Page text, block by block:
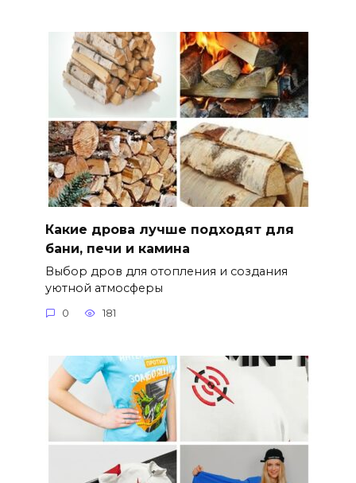
Какие дрова лучше подходят для
бани, печи и камина
Выбор дров для отопления и создания
уютной атмосферы
0 181